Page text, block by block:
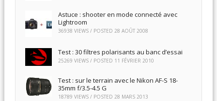
Astuce : shooter en mode connecté avec
Lightroom
36938 VIEWS / POSTED 28 AOÛT 2008
Test : 30 filtres polarisants au banc d’essai
25269 VIEWS / POSTED 11 FÉVRIER 2010
Test : sur le terrain avec le Nikon AF-S 18-
35mm f/3.5-4.5 G
18789 VIEWS / POSTED 28 MARS 2013